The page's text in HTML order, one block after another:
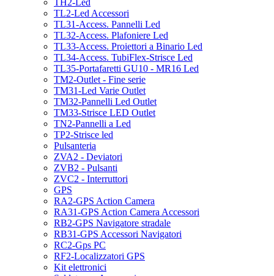
TH2-Led
TL2-Led Accessori
TL31-Access. Pannelli Led
TL32-Access. Plafoniere Led
TL33-Access. Proiettori a Binario Led
TL34-Access. TubiFlex-Strisce Led
TL35-Portafaretti GU10 - MR16 Led
TM2-Outlet - Fine serie
TM31-Led Varie Outlet
TM32-Pannelli Led Outlet
TM33-Strisce LED Outlet
TN2-Pannelli a Led
TP2-Strisce led
Pulsanteria
ZVA2 - Deviatori
ZVB2 - Pulsanti
ZVC2 - Interruttori
GPS
RA2-GPS Action Camera
RA31-GPS Action Camera Accessori
RB2-GPS Navigatore stradale
RB31-GPS Accessori Navigatori
RC2-Gps PC
RF2-Localizzatori GPS
Kit elettronici